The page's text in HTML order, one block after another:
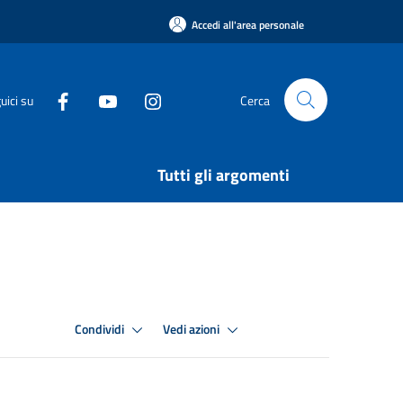
Accedi all'area personale
su Cerca
Tutti gli argomenti
Condividi Vedi azioni